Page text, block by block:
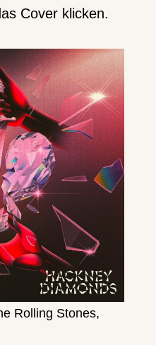
Cover klicken.
Rolling Stones,